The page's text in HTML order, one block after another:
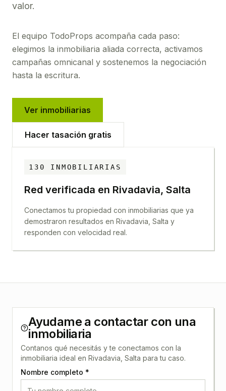
valor.
El equipo TodoProps acompaña cada paso:
elegimos la inmobiliaria aliada correcta, activamos
campañas omnicanal y sostenemos la negociación
hasta la escritura.
Ver inmobiliarias
Hacer tasación gratis
130 INMOBILIARIAS
Red verificada en Rivadavia, Salta
Conectamos tu propiedad con inmobiliarias que ya
demostraron resultados en Rivadavia, Salta y
responden con velocidad real.
Ayudame a contactar con una
inmobiliaria
Contanos qué necesitás y te conectamos con la
inmobiliaria ideal en Rivadavia, Salta para tu caso.
Nombre completo *